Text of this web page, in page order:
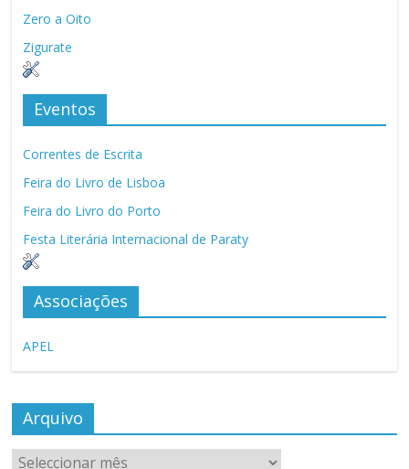
Zero a Oito
Zigurate
Eventos
Correntes de Escrita
Feira do Livro de Lisboa
Feira do Livro do Porto
Festa Literária Internacional de Paraty
Associações
APEL
Arquivo
Arquivo